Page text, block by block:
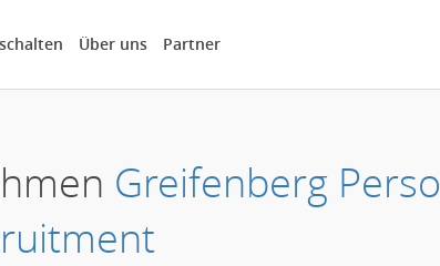
Über uns Partner
Greifenberg